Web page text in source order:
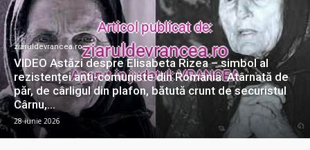
ziaruldevrancea.ro
VIDEO Astăzi despre Elisabeta Rizea – simbol al
rezistenței anti-comuniste din România. Atârnată de
păr, de cârligul din plafon, bătută crunt de securistul
Cârnu,...
28 iunie 2026